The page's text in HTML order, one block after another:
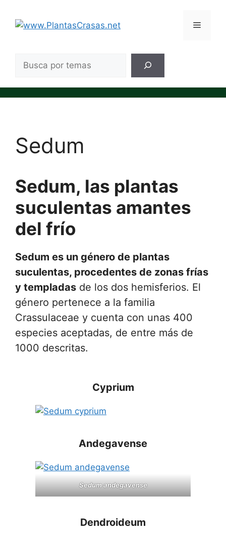
contenido
Menú
Sedum
Sedum, las plantas
suculentas amantes
del frío
Sedum es un género de plantas
suculentas, procedentes de zonas frías
y templadas de los dos hemisferios. El
género pertenece a la familia
Crassulaceae y cuenta con unas 400
especies aceptadas, de entre más de
1000 descritas.
Cyprium
Andegavense
Sedum andegavense
Dendroideum